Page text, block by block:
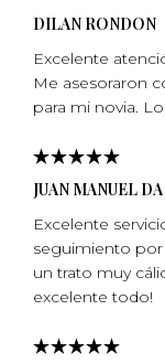
DILAN RONDON
Excelente
Me asesoraron
para mi­ novia.
JUAN MANUEL
Excelente
seguimiento
un trato muy
excelente todo!